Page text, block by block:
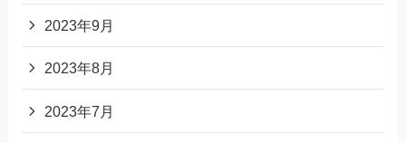
2023年9月
2023年8月
2023年7月